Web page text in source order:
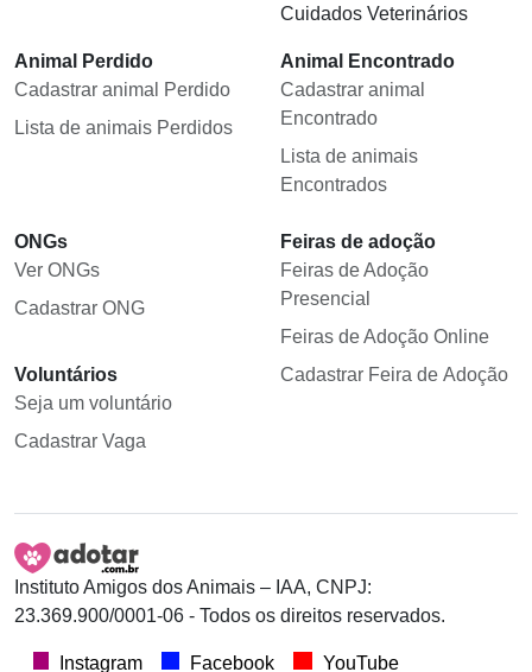
Cuidados Veterinários
Animal Perdido
Cadastrar animal Perdido
Lista de animais Perdidos
Animal Encontrado
Cadastrar animal
Encontrado
Lista de animais
Encontrados
ONGs
Ver ONGs
Cadastrar ONG
Voluntários
Seja um voluntário
Cadastrar Vaga
Feiras de adoção
Feiras de Adoção
Presencial
Feiras de Adoção Online
Cadastrar Feira de Adoção
Instituto Amigos dos Animais – IAA, CNPJ:
23.369.900/0001-06 - Todos os direitos reservados.
Instagram Facebook YouTube